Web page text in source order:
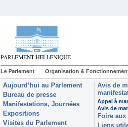
Le Parlement Organisation &
Aujourd’hui au Parlement
Bureau de presse
Manifestations, Journées
Expositions
Visites du Parlement
Avis de
Appel à
Avis de
Foire
Liens